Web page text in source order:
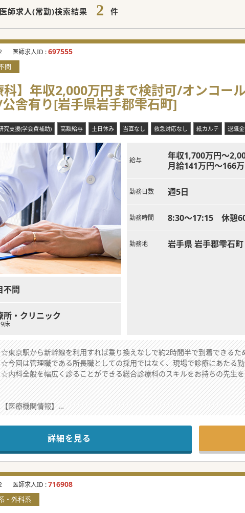
医師求人(常勤)検索結果 2 件
医師求人ID :697555
問
科】年収2,000万円まで検討可/オンコ
舎有り[岩手県岩手郡雫石町]
究支援(学会費補助) 高額給与 土日休み 当直なし 救急対応なし 紙カルテ 退職
不問
所・クリニック
床
給与
年収1,700万円～
月給141万円～166
勤務日数 週5日
勤務時間 8:30～17:15 休憩
勤務地 岩手県 岩手郡雫石町
☆東京駅から新幹線を利用すれば乗り換えなしで約2時間半で到着できるた
☆今回は管理職である所長職としての採用ではなく、現場で診療にあたる
☆内科全般を幅広く診ることができる総合診療科のスキルをお持ちの先生
【医療機関情報】
■岩手県岩手郡雫石町に位置する19床を有する有床診療所であり、地域住
■福利厚生の一環として家賃無料の社宅が用意されており、転居を伴う赴
■近隣には小岩井農場や温泉地、スキー場などの観光資源が豊富にあり、
【働きやすさ】
■基本的には土曜日・日曜日・祝日が休みの週休2日制となっており、週末
■原則として残業が発生しない環境であるため、オンとオフのメリハリを
■月1回程度の土曜勤務や休日当番が発生する場合もありますが、事前の相
■オンコール対応については今後非常勤医師による対応へ切り替える計画
詳細を見る
医師求人ID :716908
・外科系